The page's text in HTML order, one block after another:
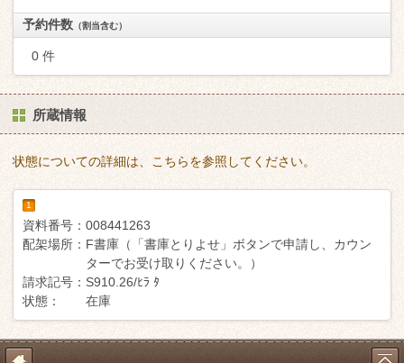
予約件数 （割当含む）
0 件
所蔵情報
状態についての詳細は、こちらを参照してください。
1
資料番号： 008441263
配架場所： F書庫（「書庫とりよせ」ボタンで申請し、カウン
ターでお受け取りください。）
請求記号： S910.26/ﾋﾗ ﾀ
状態：
在庫